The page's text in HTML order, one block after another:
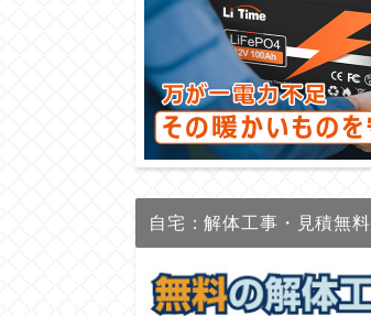
自宅：解体工事・見積無料